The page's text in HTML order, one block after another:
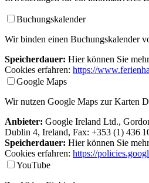
Buchungskalender
Wir binden einen Buchungskalender
Speicherdauer: Hier können Sie
Cookies erfahren: https://
Google Maps
Wir nutzen Google Maps zur Karten
Anbieter: Google Ireland Ltd.,
Dublin 4, Ireland, Fax: +353 (1) 436
Speicherdauer: Hier können Sie
Cookies erfahren: https://
YouTube